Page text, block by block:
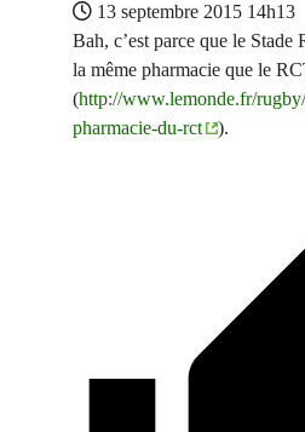
13 septembre 2015 14h13
Bah, c’est parce que le Stade
la même pharmacie que le
(http://www.lemonde.fr/
pharmacie-du-rct
).